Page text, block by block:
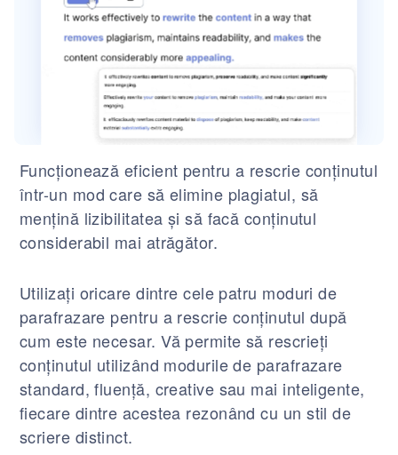
Funcționează eficient pentru a rescrie conținutul
într-un mod care să elimine plagiatul, să
mențină lizibilitatea și să facă conținutul
considerabil mai atrăgător.
Utilizați oricare dintre cele patru moduri de
parafrazare pentru a rescrie conținutul după
cum este necesar. Vă permite să rescrieți
conținutul utilizând modurile de parafrazare
standard, fluență, creative sau mai inteligente,
fiecare dintre acestea rezonând cu un stil de
scriere distinct.